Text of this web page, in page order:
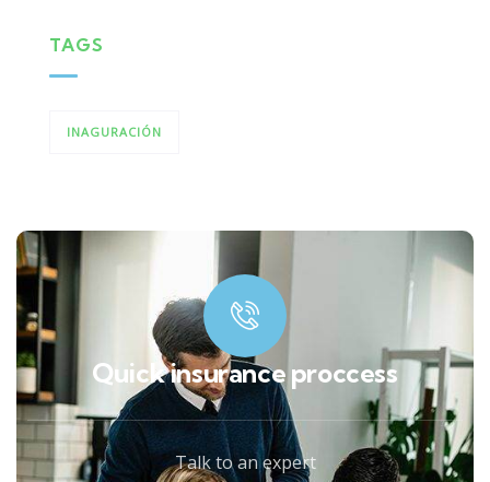
TAGS
INAGURACIÓN
Quick insurance proccess
Talk to an expert